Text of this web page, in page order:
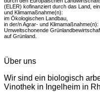
(ELER) kofinanziert durch das Land,
und Klimamaßnahme(n):
im Ökologischen Landbau,
in der/n Agrar- und Klimamaßnahme(n):
Umweltschonende
auf Grünland.
Über uns
Wir sind ein biologisch
Vinothek in Ingelheim in